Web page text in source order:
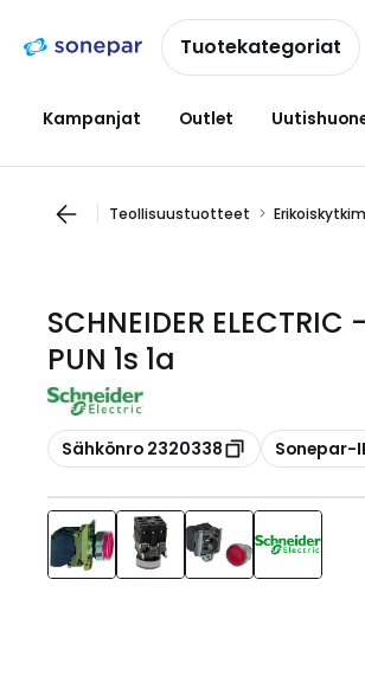
navigointiinsisältöönTuotekategoriat
Kampanjat Outlet
Teollisuustuotteet
SCHNEIDER
PUN 1s 1a
Kopioi
Sähkönro 2320338 Kopioi
Sonepar-